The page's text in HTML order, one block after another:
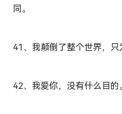
同。
41、我颠倒了整个世界，只
42、我爱你，没有什么目的